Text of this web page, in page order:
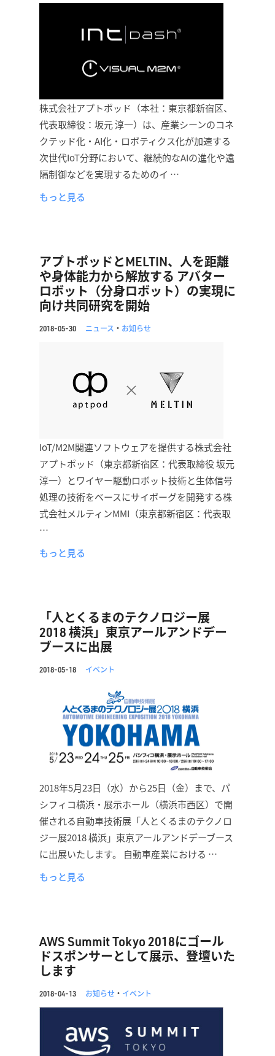
株式会社アプトポッド（本社：東京都新宿区、
代表取締役：坂元 淳一）は、産業シーンのコネ
クテッド化・AI化・ロボティクス化が加速する
次世代IoT分野において、継続的なAIの進化や遠
隔制御などを実現するためのイ …
もっと見る
アプトポッドとMELTIN、人を距離
や身体能力から解放する アバター
ロボット（分身ロボット）の実現に
向け共同研究を開始
2018-05-30 ニュース ・ お知らせ
IoT/M2M関連ソフトウェアを提供する株式会社
アプトポッド（東京都新宿区：代表取締役 坂元
淳一）とワイヤー駆動ロボット技術と生体信号
処理の技術をベースにサイボーグを開発する株
式会社メルティンMMI（東京都新宿区：代表取
…
もっと見る
「人とくるまのテクノロジー展
2018 横浜」東京アールアンドデー
ブースに出展
2018-05-18 イベント
2018年5月23日（水）から25日（金）まで、パ
シフィコ横浜・展示ホール（横浜市西区）で開
催される自動車技術展「人とくるまのテクノロ
ジー展2018 横浜」東京アールアンドデーブース
に出展いたします。 自動車産業における …
もっと見る
AWS Summit Tokyo 2018にゴール
ドスポンサーとして展示、登壇いた
します
2018-04-13 お知らせ ・ イベント